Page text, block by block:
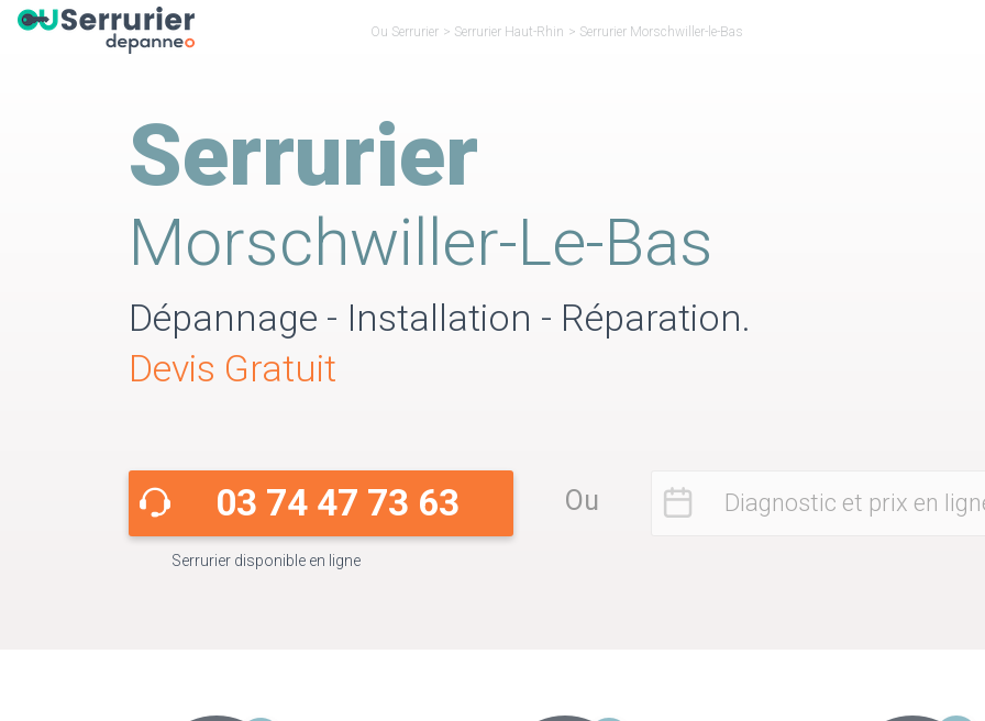
Ou Serrurier > Serrurier Haut-Rhin > Serrurier Morschwiller-le-Bas
Serrurier
Morschwiller-Le-Bas
Dépannage - Installation - Réparation.
Devis Gratuit
03 74 47 73 63
Serrurier disponible en ligne
Ou Diagnostic et prix en